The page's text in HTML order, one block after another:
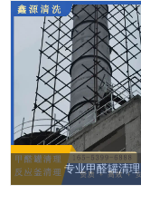
专业甲醛罐清理